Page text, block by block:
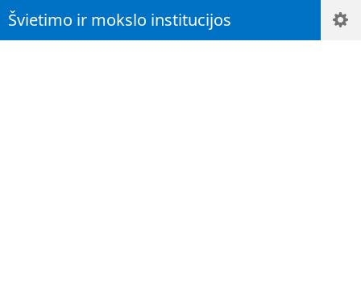
Švietimo ir mokslo institucijos